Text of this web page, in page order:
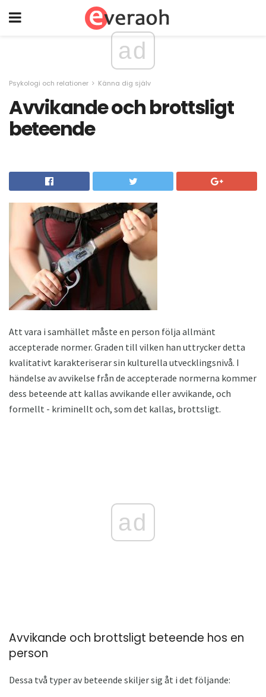
ad
Psykologi och relationer Känna dig själv
Avvikande och brottsligt
beteende
Att vara i samhället måste en person följa allmänt
accepterade normer. Graden till vilken han uttrycker detta
kvalitativt karakteriserar sin kulturella utvecklingsnivå. I
händelse av avvikelse från de accepterade normerna kommer
dess beteende att kallas avvikande eller avvikande, och
formellt - kriminellt och, som det kallas, brottsligt.
ad
Avvikande och brottsligt beteende hos en
person
Dessa två typer av beteende skiljer sig åt i det följande: